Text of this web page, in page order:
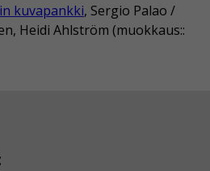
kuvapankki, Sergio Palao /
Heidi Ahlström (muokkaus::